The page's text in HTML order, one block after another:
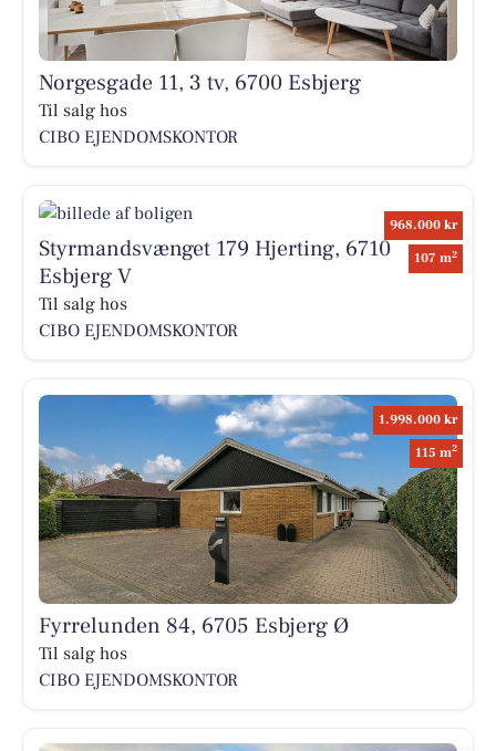
Norgesgade 11, 3 tv, 6700 Esbjerg
Til salg hos
CIBO EJENDOMSKONTOR
968.000 kr
107 m2
Styrmandsvænget 179 Hjerting, 6710
Esbjerg V
Til salg hos
CIBO EJENDOMSKONTOR
1.998.000 kr
115 m2
Fyrrelunden 84, 6705 Esbjerg Ø
Til salg hos
CIBO EJENDOMSKONTOR